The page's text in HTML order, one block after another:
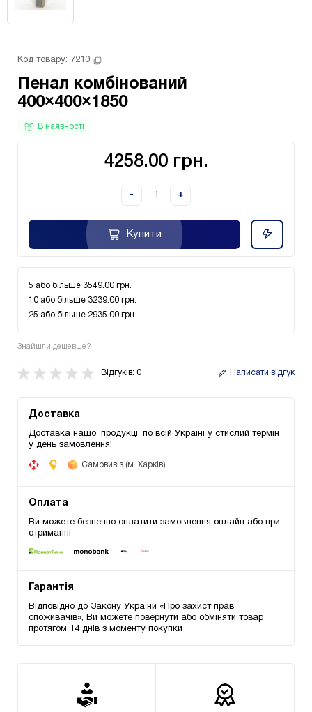
Код товару: 7210
Пенал комбінований
400×400×1850
В наявності
4258.00 грн.
- +
Купити
5 або більше 3549.00 грн.
10 або більше 3239.00 грн.
25 або більше 2935.00 грн.
Знайшли дешевше?
Відгуків: 0 Написати відгук
Доставка
Доставка нашої продукції по всій Україні у стислий термін
у день замовлення!
Самовивіз (м. Харків)
Оплата
Ви можете безпечно оплатити замовлення онлайн або при
отриманні
Гарантія
Відповідно до Закону України «Про захист прав
споживачів», Ви можете повернути або обміняти товар
протягом 14 днів з моменту покупки